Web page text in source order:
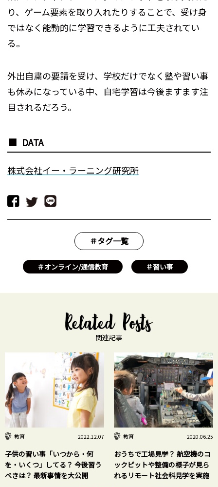
り、ゲーム要素を取り入れたりすることで、受け身
ではなく能動的に学習できるように工夫されてい
る。
外出自粛の要請を受け、学校だけでなく塾や習い事
も休みになっている中、自宅学習は今後ますます注
目されるだろう。
DATA
株式会社イー・ラーニング研究所
＃タグ一覧
＃オンライン/通信教育 ＃習い事
関連記事
教育 2022.12.07
子供の習い事「いつから・何
を・いくつ」してる？ 今後習う
べきは？ 最新事情を大公開
教育 2020.06.25
おうちで工場見学？ 航空機のコ
ックピットや整備の様子が見ら
れるリモート社会科見学を実施